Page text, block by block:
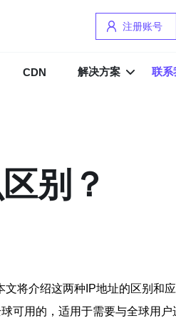
注册账号
CDN 解决方案 联系
别？
将介绍这两种IP地址的区别和应
可用的，适用于需要与全球用